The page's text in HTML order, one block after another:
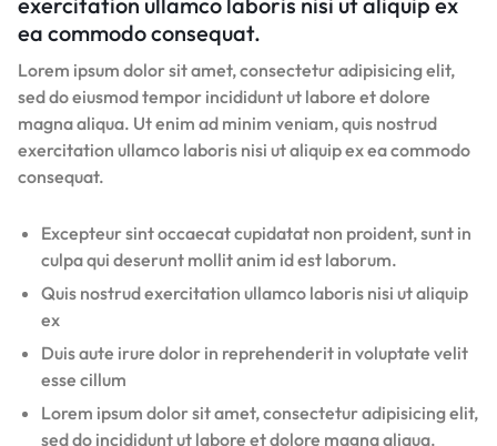
ea commodo consequat.
Lorem ipsum dolor sit amet, consectetur adipisicing elit,
sed do eiusmod tempor incididunt ut labore et dolore
magna aliqua. Ut enim ad minim veniam, quis nostrud
exercitation ullamco laboris nisi ut aliquip ex ea commodo
consequat.
Excepteur sint occaecat cupidatat non proident, sunt in
culpa qui deserunt mollit anim id est laborum.
Quis nostrud exercitation ullamco laboris nisi ut aliquip
ex
Duis aute irure dolor in reprehenderit in voluptate velit
esse cillum
Lorem ipsum dolor sit amet, consectetur adipisicing elit,
sed do incididunt ut labore et dolore magna aliqua.